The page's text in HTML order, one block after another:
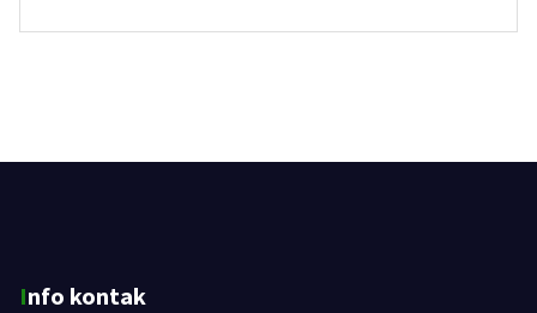
Info kontak